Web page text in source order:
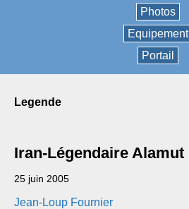
Photos
Equipement
Portail
legende
Iran-Légendaire Alamut
25 juin 2005
Jean-Loup Fournier